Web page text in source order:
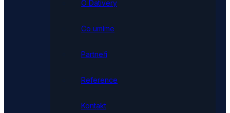
O Dativery
Co umíme
Partneři
Reference
Kontakt